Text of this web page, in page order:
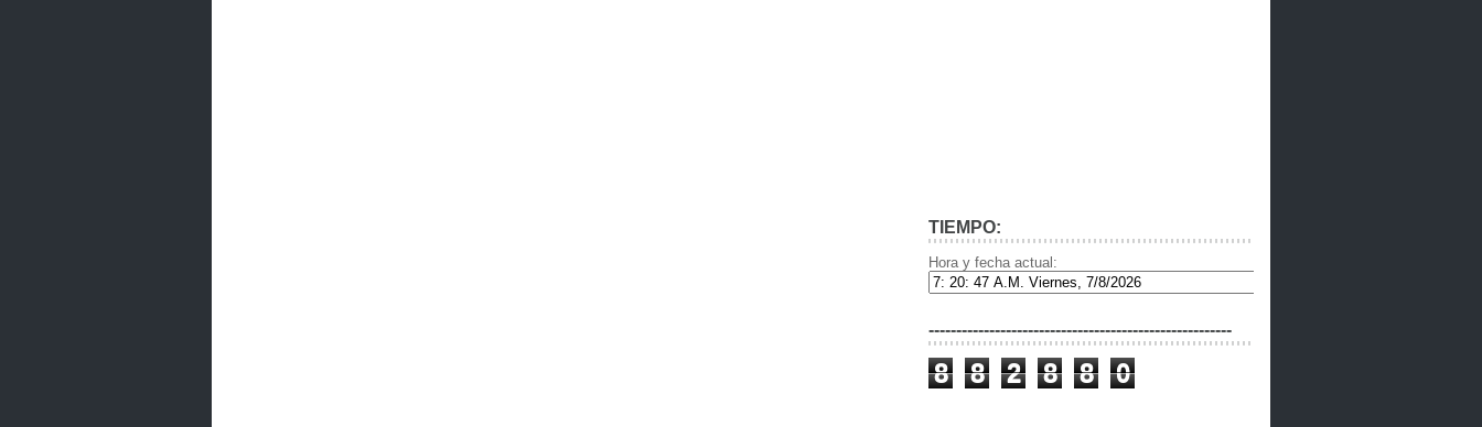
TIEMPO:
Hora y fecha actual:
-------------------------------------------------------
8 8 2 8 8 0